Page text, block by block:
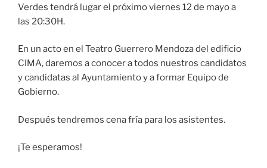
Verdes tendrá lugar el próximo viernes 12 de mayo a
las 20:30H.
En un acto en el Teatro Guerrero Mendoza del edificio
CIMA, daremos a conocer a todos nuestros candidatos
y candidatas al Ayuntamiento y a formar Equipo de
Gobierno.
Después tendremos cena fría para los asistentes.
¡Te esperamos!